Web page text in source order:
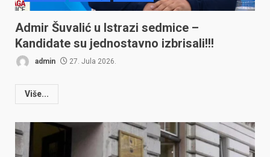
Admir Šuvalić u Istrazi sedmice –
Kandidate su jednostavno izbrisali!!!
admin 27. Jula 2026.
Više...